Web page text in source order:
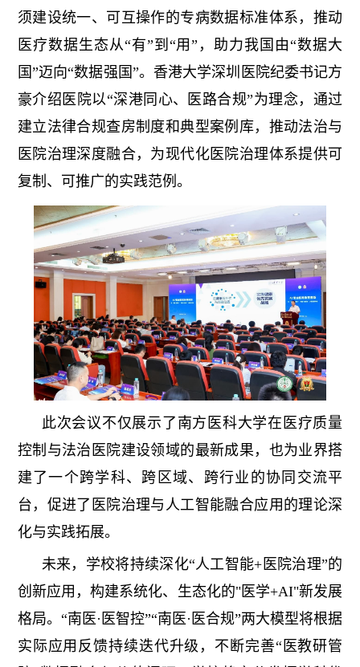
须建设统一、可互操作的专病数据标准体系，推动
医疗数据生态从“有”到“用”，助力我国由“数据大
国”迈向“数据强国”。香港大学深圳医院纪委书记方
豪介绍医院以“深港同心、医路合规”为理念，通过
建立法律合规查房制度和典型案例库，推动法治与
医院治理深度融合，为现代化医院治理体系提供可
复制、可推广的实践范例。
此次会议不仅展示了南方医科大学在医疗质量
控制与法治医院建设领域的最新成果，也为业界搭
建了一个跨学科、跨区域、跨行业的协同交流平
台，促进了医院治理与人工智能融合应用的理论深
化与实践拓展。
未来，学校将持续深化“人工智能+医院治理”的
创新应用，构建系统化、生态化的"医学+AI"新发展
格局。“南医·医智控”“南医·医合规”两大模型将根据
实际应用反馈持续迭代升级，不断完善“医教研管